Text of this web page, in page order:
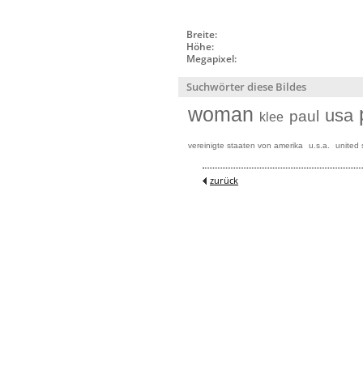
Breite:
Höhe:
Megapixel:
Suchwörter diese Bildes
woman klee paul usa
vereinigte staaten von amerika u.s.a. united
zurück